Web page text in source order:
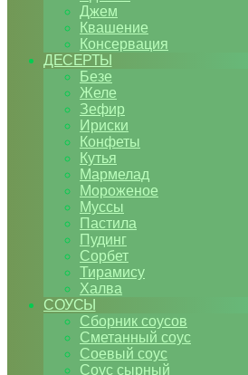
Джем
Квашение
Консервация
ДЕСЕРТЫ
Безе
Желе
Зефир
Ириски
Конфеты
Кутья
Мармелад
Мороженое
Муссы
Пастила
Пудинг
Сорбет
Тирамису
Халва
СОУСЫ
Сборник соусов
Сметанный соус
Соевый соус
Соус сырный